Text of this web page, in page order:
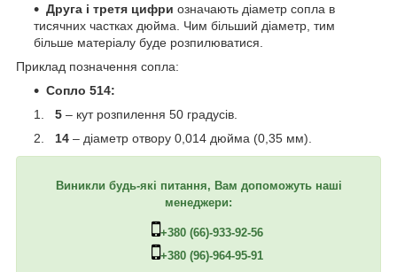
Друга і третя цифри означають діаметр сопла в
тисячних частках дюйма. Чим більший діаметр, тим
більше матеріалу буде розпилюватися.
Приклад позначення сопла:
Сопло 514:
5 – кут розпилення 50 градусів.
14 – діаметр отвору 0,014 дюйма (0,35 мм).
Виникли будь-які питання, Вам допоможуть наші
менеджери:
+380 (66)-933-92-56
+380 (96)-964-95-91